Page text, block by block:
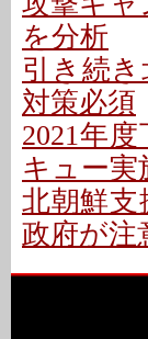
を分析
引き続
対策必須
2021年
キュー実
北朝鮮
政府が注